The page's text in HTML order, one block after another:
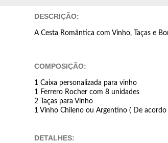
DESCRIÇÃO:
A Cesta Romântica com Vinho, Taças e
COMPOSIÇÃO:
1 Caixa personalizada para vinho
1 Ferrero Rocher com 8 unidades
2 Taças para Vinho
1 Vinho Chileno ou Argentino ( De
DETALHES: